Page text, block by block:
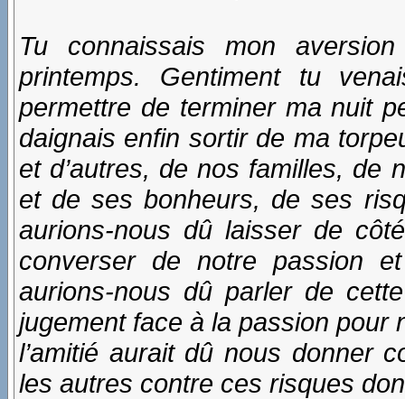
Tu connaissais mon
printemps. Gentiment tu
permettre de terminer ma nuit
daignais enfin sortir de ma
et d’autres, de nos familles, de
et de ses bonheurs, de ses
aurions-nous dû laisser de
converser de notre passion
aurions-nous dû parler de
jugement face à la passion pour
l’amitié aurait dû nous donner
les autres contre ces risques